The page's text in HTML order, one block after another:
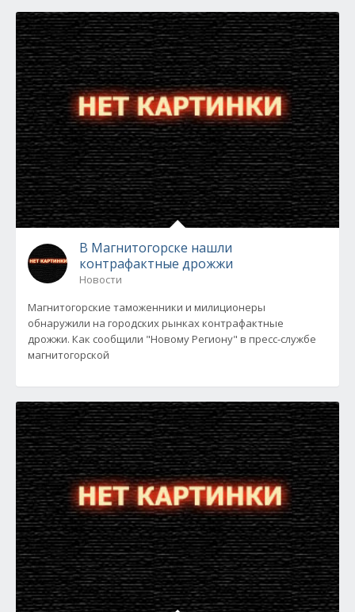
В Магнитогорске нашли
контрафактные дрожжи
Новости
Магнитогорские таможенники и милиционеры
обнаружили на городских рынках контрафактные
дрожжи. Как сообщили "Новому Региону" в пресс-службе
магнитогорской